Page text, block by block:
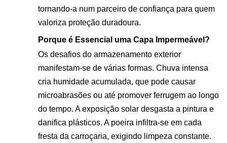
tornando-a num parceiro de confiança para quem
valoriza proteção duradoura.
Porque é Essencial uma Capa Impermeável?
Os desafios do armazenamento exterior
manifestam-se de várias formas. Chuva intensa
cria humidade acumulada, que pode causar
microabrasões ou até promover ferrugem ao longo
do tempo. A exposição solar desgasta a pintura e
danifica plásticos. A poeira infiltra-se em cada
fresta da carroçaria, exigindo limpeza constante.